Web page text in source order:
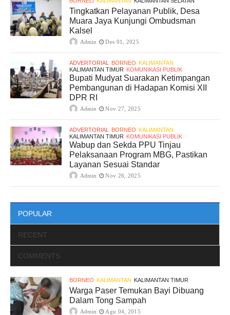
Tingkatkan Pelayanan Publik, Desa
Muara Jaya Kunjungi Ombudsman
Kalsel
Admin Des 01, 2025
ADVERTORIAL BORNEO KALIMANTAN
KALIMANTAN TIMUR KOMUNIKASI PUBLIK
Bupati Mudyat Suarakan Ketimpangan
Pembangunan di Hadapan Komisi XII
DPR RI
Admin Nov 27, 2025
ADVERTORIAL BORNEO KALIMANTAN
KALIMANTAN TIMUR KOMUNIKASI PUBLIK
Wabup dan Sekda PPU Tinjau
Pelaksanaan Program MBG, Pastikan
Layanan Sesuai Standar
Admin Nov 26, 2025
POPULAR
RECENT
COMMENTS
BORNEO KALIMANTAN KALIMANTAN TIMUR
Warga Paser Temukan Bayi Dibuang
Dalam Tong Sampah
Admin Agu 04, 2015